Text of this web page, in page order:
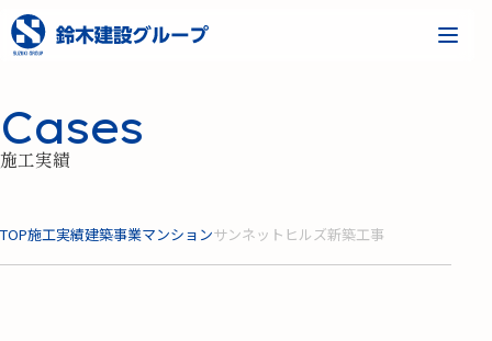
Cases
施工実績
TOP施工実績建築事業マンションサンネットヒルズ新築工事